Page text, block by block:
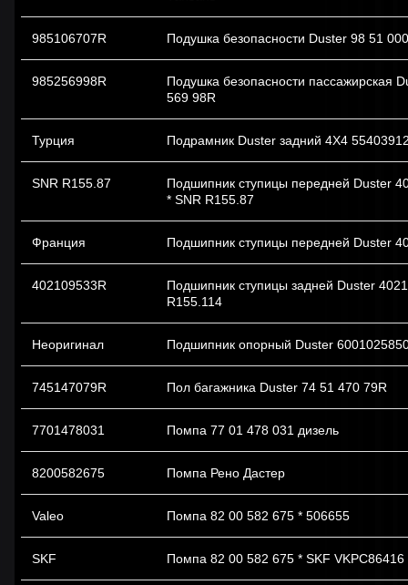
985106707R Подушка безопасности Duster 98 51
985256998R
Подушка безопасности пассажирская
569 98R
Турция Подрамник Duster задний 4Х4
SNR R155.87
Подшипник ступицы передней Duster
* SNR R155.87
Франция Подшипник ступицы передней Duster
402109533R
Подшипник ступицы задней Duster
R155.114
Неоригинал Подшипник опорный Duster
745147079R Пол багажника Duster 74 51 470 79R
7701478031 Помпа 77 01 478 031 дизель
8200582675 Помпа Рено Дастер
Valeo Помпа 82 00 582 675 * 506655
SKF Помпа 82 00 582 675 * SKF VKPC86416